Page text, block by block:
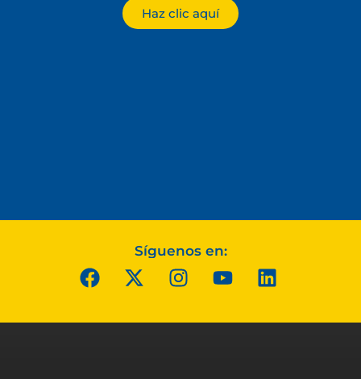
Haz clic aquí
Síguenos en: